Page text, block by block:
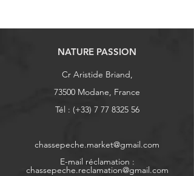
NATURE PASSION
Cr Aristide Briand,
73500 Modane, France
Tél : (+33) 7 77 8325 56
chassepeche.market@gmail.com
E-mail réclamation :
chassepeche.reclamation@gmail.com